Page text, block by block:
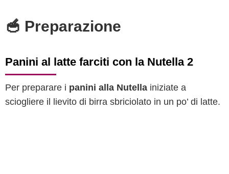
🥣 Preparazione
Panini al latte farciti con la Nutella 2
Per preparare i panini alla Nutella iniziate a
sciogliere il lievito di birra sbriciolato in un po’ di latte.